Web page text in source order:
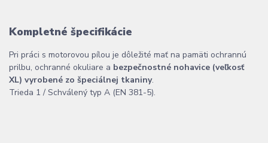
Kompletné špecifikácie
Pri práci s motorovou pílou je dôležité mať na pamäti ochrannú
prilbu, ochranné okuliare a bezpečnostné nohavice (veľkosť
XL) vyrobené zo špeciálnej tkaniny.
Trieda 1 / Schválený typ A (EN 381-5).